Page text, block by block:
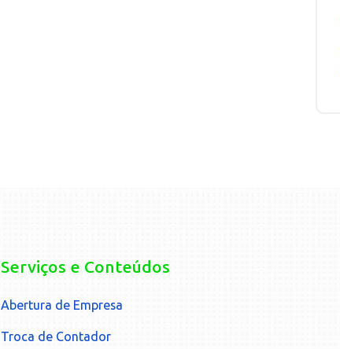
Serviços e Conteúdos
Abertura de Empresa
Troca de Contador